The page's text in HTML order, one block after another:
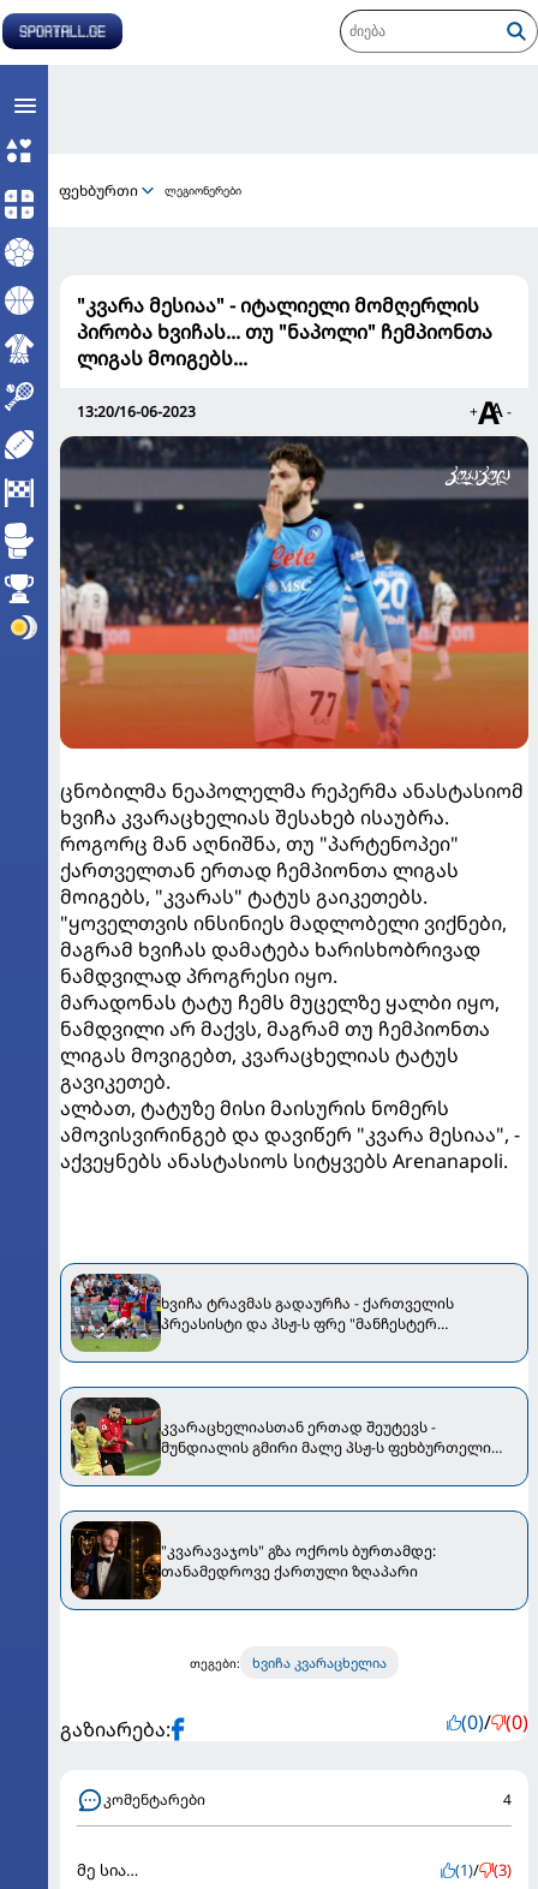
ფეხბურთი ლეგიონერები
"კვარა მესიაა" - იტალიელი მომღერლის
პირობა ხვიჩას... თუ "ნაპოლი" ჩემპიონთა
ლიგას მოიგებს...
13:20/16-06-2023 + -
ცნობილმა ნეაპოლელმა რეპერმა ანასტასიომ
ხვიჩა კვარაცხელიას შესახებ ისაუბრა.
როგორც მან აღნიშნა, თუ "პარტენოპეი"
ქართველთან ერთად ჩემპიონთა ლიგას
მოიგებს, "კვარას" ტატუს გაიკეთებს.
"ყოველთვის ინსინიეს მადლობელი ვიქნები,
მაგრამ ხვიჩას დამატება ხარისხობრივად
ნამდვილად პროგრესი იყო.
მარადონას ტატუ ჩემს მუცელზე ყალბი იყო,
ნამდვილი არ მაქვს, მაგრამ თუ ჩემპიონთა
ლიგას მოვიგებთ, კვარაცხელიას ტატუს
გავიკეთებ.
ალბათ, ტატუზე მისი მაისურის ნომერს
ამოვისვირინგებ და დავიწერ "კვარა მესიაა", -
აქვეყნებს ანასტასიოს სიტყვებს Arenanapoli.
ხვიჩა ტრავმას გადაურჩა - ქართველის
პრეასისტი და პსჟ-ს ფრე "მანჩესტერ
კვარაცხელიასთან ერთად შეუტევს -
მუნდიალის გმირი მალე პსჟ-ს ფეხბურთელი
"კვარავაჯოს" გზა ოქროს ბურთამდე:
თანამედროვე ქართული ზღაპარი
თეგები: ხვიჩა კვარაცხელია
გაზიარება: (0)/ (0)
კომენტარები 4
მე სია… (1)/ (3)